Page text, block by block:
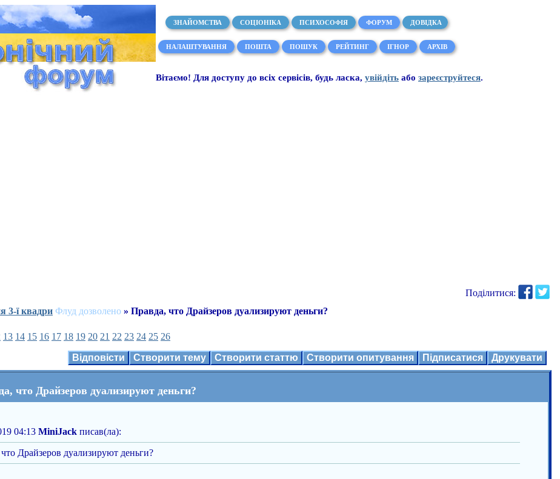
ЗНАЙОМСТВА СОЦІОНІКА ПСИХОСОФІЯ ФОРУМ ДОВІДКА
НАЛАШТУВАННЯ ПОШТА ПОШУК РЕЙТИНГ ІГНОР АРХІВ
Вітаємо! Для доступу до всіх сервісів, будь ласка, увійдіть або зареєструйтеся.
Поділитися:
3-ї квадри Флуд дозволено » Правда, что Драйзеров дуализируют деньги?
13 14 15 16 17 18 19 20 21 22 23 24 25 26
Відповісти Створити тему Створити статтю Створити опитування Підписатися Друкувати
что Драйзеров дуализируют деньги?
04:13 MiniJack писав(ла):
Драйзеров дуализируют деньги?